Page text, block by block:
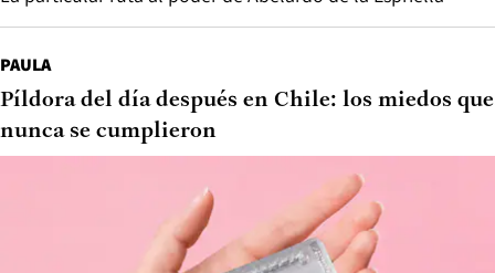
PAULA
Píldora del día después en Chile: los miedos que
nunca se cumplieron